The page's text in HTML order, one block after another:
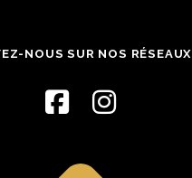
NOUS SUR NOS RÉSEAUX